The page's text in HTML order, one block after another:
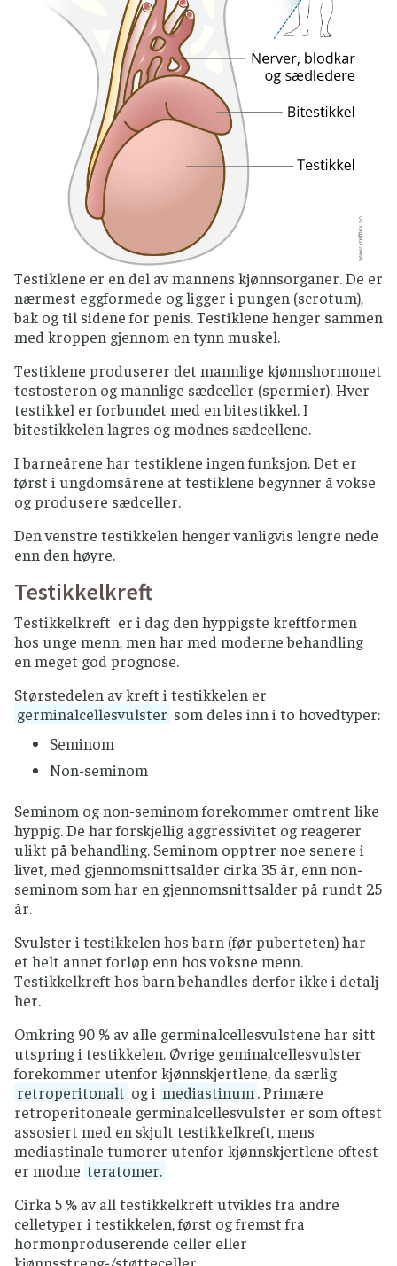
Testiklene er en del av mannens kjønnsorganer. De er
nærmest eggformede og ligger i pungen (scrotum),
bak og til sidene for penis. Testiklene henger sammen
med kroppen gjennom en tynn muskel.
Testiklene produserer det mannlige kjønnshormonet
testosteron og mannlige sædceller (spermier). Hver
testikkel er forbundet med en bitestikkel. I
bitestikkelen lagres og modnes sædcellene.
I barneårene har testiklene ingen funksjon. Det er
først i ungdomsårene at testiklene begynner å vokse
og produsere sædceller.
Den venstre testikkelen henger vanligvis lengre nede
enn den høyre.
Testikkelkreft
Testikkelkreft er i dag den hyppigste kreftformen
hos unge menn, men har med moderne behandling
en meget god prognose.
Størstedelen av kreft i testikkelen er
germinalcellesvulster som deles inn i to hovedtyper:
Seminom
Non-seminom
Seminom og non-seminom forekommer omtrent like
hyppig. De har forskjellig aggressivitet og reagerer
ulikt på behandling. Seminom opptrer noe senere i
livet, med gjennomsnittsalder cirka 35 år, enn non-
seminom som har en gjennomsnittsalder på rundt 25
år.
Svulster i testikkelen hos barn (før puberteten) har
et helt annet forløp enn hos voksne menn.
Testikkelkreft hos barn behandles derfor ikke i detalj
her.
Omkring 90 % av alle germinalcellesvulstene har sitt
utspring i testikkelen. Øvrige geminalcellesvulster
forekommer utenfor kjønnskjertlene, da særlig
retroperitonalt og i mediastinum . Primære
retroperitoneale germinalcellesvulster er som oftest
assosiert med en skjult testikkelkreft, mens
mediastinale tumorer utenfor kjønnskjertlene oftest
er modne teratomer.
Cirka 5 % av all testikkelkreft utvikles fra andre
celletyper i testikkelen, først og fremst fra
hormonproduserende celler eller